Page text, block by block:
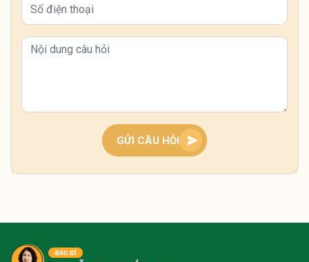
Dạo gần đây tôi hay bị tê bì hai bàn tay vào ban
đêm, có lúc tê đến mất cảm giác, không biết có
phải do thiếu máu hay bệnh gì nguy hiểm không
quan đến khí huyết lưu thông kém hoặc chèn ép
dây thần kinh, bà con nên giữ ấm, xoa bóp nhẹ và
theo dõi thêm. Nếu kéo dài, nên thăm khám sớm
để xác định nguyên nhân và điều chỉnh kịp thời.
nhẹ, nhất là ban đêm rất khó chịu thì có cách nào
GỬI CÂU HỎI